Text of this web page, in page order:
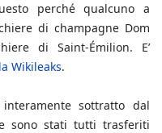
perché qualcuno a
di champagne Dom
di Saint-Émilion. E’
Wikileaks.
interamente sottratto dal
sono stati tutti trasferiti